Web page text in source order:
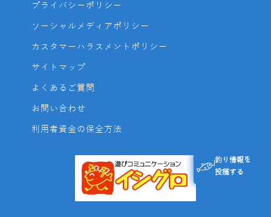
釣り情報を
投稿する
プライバシーポリシー
ソーシャルメディアポリシー
カスタマーハラスメントポリシー
サイトマップ
よくあるご質問
お問い合わせ
利用者資金の保全方法